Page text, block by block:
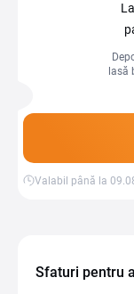
lasă
Valabil până la
Sfaturi pentru